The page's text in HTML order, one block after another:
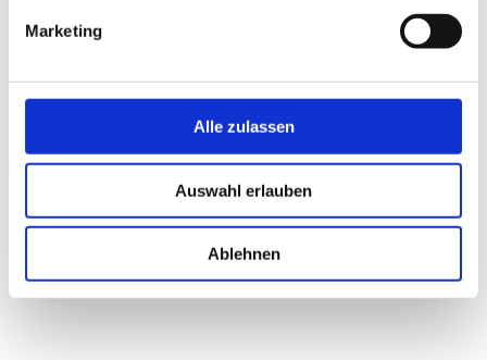
Marketing
Alle zulassen
Auswahl erlauben
Ablehnen
Kinotrailer "Tagebuch einer Pariser Affäre"
akzeptieren Sie Präferenz-Cookies, um dieses Video
anzusehen.
schließen
Galerie